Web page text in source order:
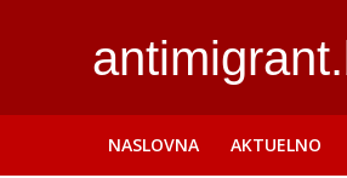
NASLOVNA AKTUELNO